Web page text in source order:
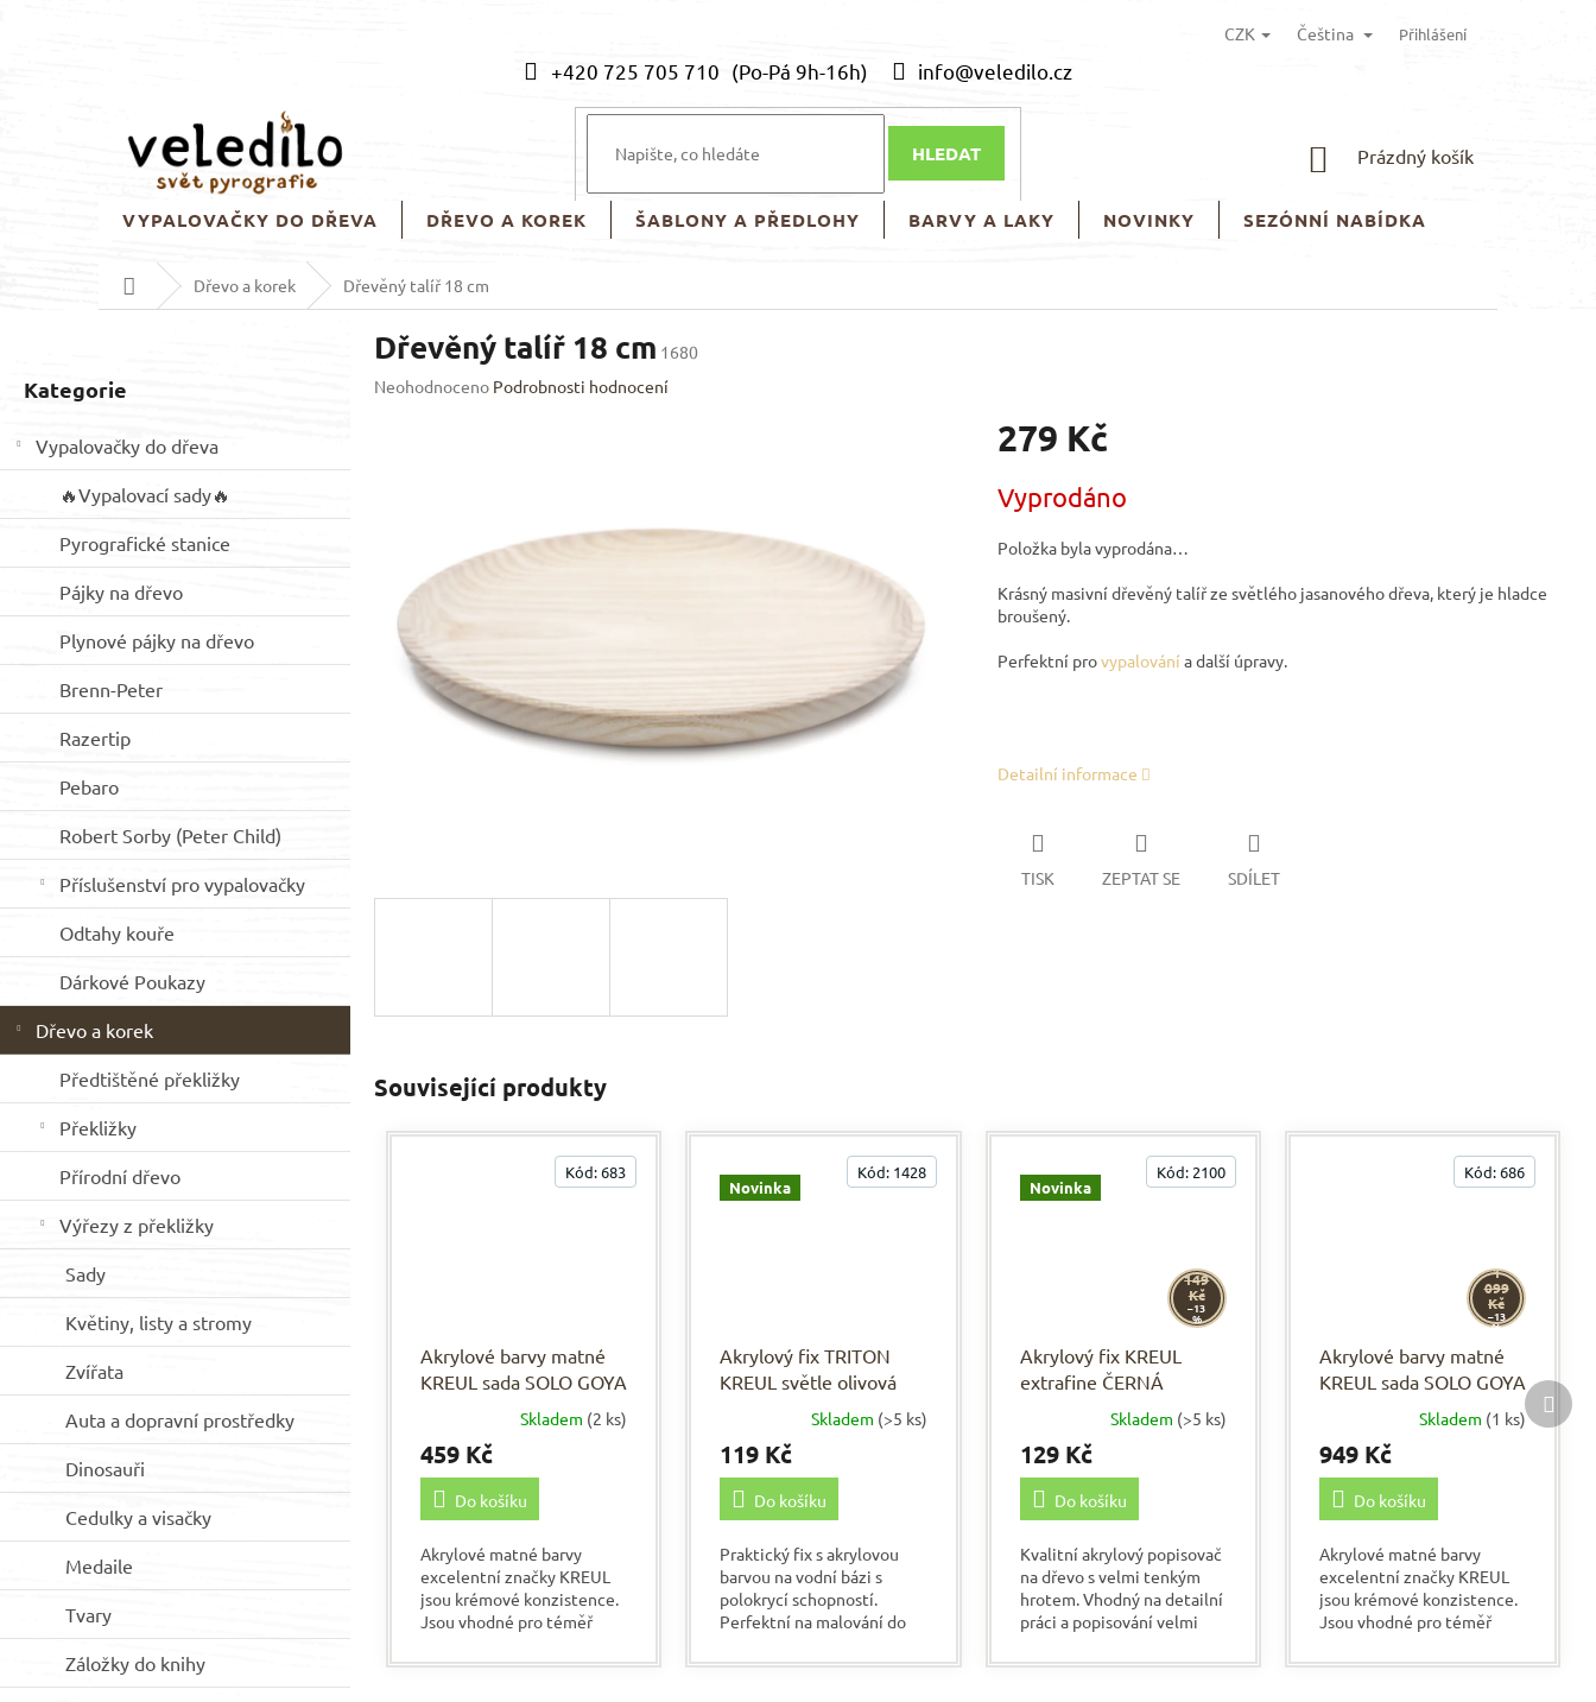
+420 725 705 710 info@veledilo.cz
CZK Čeština Přihlášení
HLEDAT
NÁKUPNÍ
Prázdný košík
VYPALOVAČKY DO DŘEVA DŘEVO A KOREK ŠABLONY A PŘEDLOHY BARVY A LAKY NOVINKY SEZÓNNÍ NABÍDKA
Domů Dřevo a korek Dřevěný talíř 18 cm
n
n
l
kategorie
Kategorie
Vypalovačky do dřeva
🔥Vypalovací sady🔥
Pyrografické stanice
Pájky na dřevo
Plynové pájky na dřevo
Brenn-Peter
Razertip
Pebaro
Robert Sorby (Peter Child)
Příslušenství pro vypalovačky
Odtahy kouře
Dárkové Poukazy
Dřevo a korek
Předtištěné překližky
Překližky
Přírodní dřevo
Výřezy z překližky
Sady
Květiny, listy a stromy
Zvířata
Auta a dopravní prostředky
Dinosauři
Cedulky a visačky
Medaile
Tvary
Záložky do knihy
Dřevěný talíř 18 cm 1680
Průměrné
Neohodnoceno Podrobnosti hodnocení
279 Kč
cena:
Vyprodáno
Položka byla vyprodána…
Krásný masivní dřevěný talíř ze světlého jasanového dřeva, který je hladce
broušený.
Perfektní provypalování a další úpravy.
Detailní informace
TISK ZEPTAT SE SDÍLET
Související produkty
Akrylové barvy matné
KREUL sada SOLO GOYA
Skladem (2 ks)
459 Kč
Do košíku
Akrylové matné barvy
excelentní značky KREUL
jsou krémové konzistence.
Jsou vhodné pro téměř
výhodou je, že jsou bez
Kód:683
Novinka
Akrylový fix TRITON
KREUL světle olivová
Skladem (>5 ks)
119 Kč
Do košíku
Praktický fix s akrylovou
barvou na vodní bázi s
polokrycí schopností.
Perfektní na malování do
voděodolný. Vyniká
Kód: 1428
Novinka
149
Kč
–13
%
Akrylový fix KREUL
extrafine ČERNÁ
Skladem (>5 ks)
129 Kč
Do košíku
Kvalitní akrylový popisovač
na dřevo s velmi tenkým
hrotem. Vhodný na detailní
práci a popisování velmi
krytí, odolnost vůči vodě a...
Kód: 2100
1
099
Kč
–13
%
Akrylové barvy matné
KREUL sada SOLO GOYA
Skladem (1 ks)
949 Kč
Do košíku
Akrylové matné barvy
excelentní značky KREUL
jsou krémové konzistence.
Jsou vhodné pro téměř
výhodou je, že jsou bez
Kód:686
Další